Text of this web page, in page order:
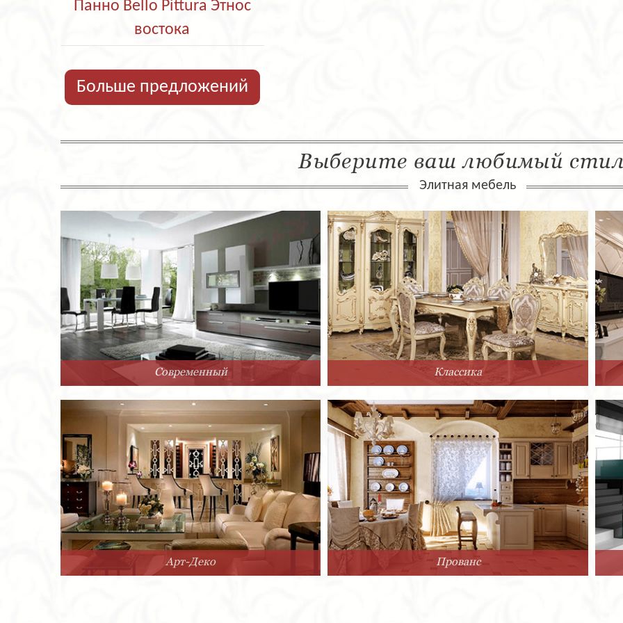
Панно Bello Pittura Этнос
востока
Больше предложений
Выберите ваш любимый
Элитная мебель
Современный Классика
Арт-Деко Прованс